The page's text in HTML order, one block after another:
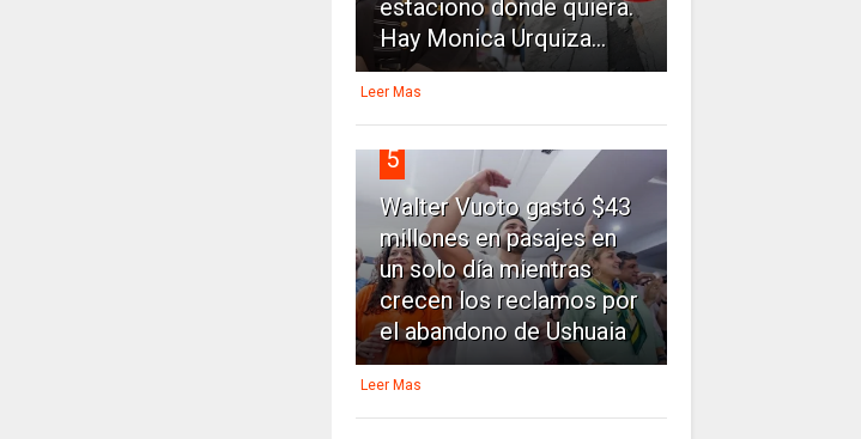
estaciono donde quiera.
Hay Monica Urquiza...
Leer Mas
5
Walter Vuoto gastó $43
millones en pasajes en
un solo día mientras
crecen los reclamos por
el abandono de Ushuaia
Leer Mas